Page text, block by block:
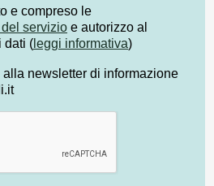
e compreso le
servizio e autorizzo al
dati ( leggi informativa)
newsletter di informazione